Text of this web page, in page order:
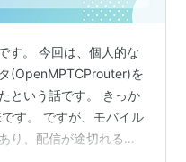
す。 今回は、個人的な
(OpenMPTCProuter)を
という話です。 きっか
す。 ですが、モバイル
り、配信が途切れるこ